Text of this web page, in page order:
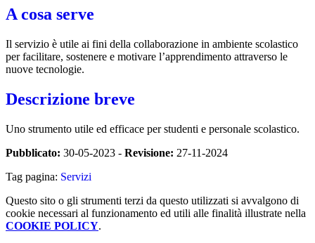
A cosa serve
Il servizio è utile ai fini della collaborazione in ambiente scolastico
per facilitare, sostenere e motivare l’apprendimento attraverso le
nuove tecnologie.
Descrizione breve
Uno strumento utile ed efficace per studenti e personale scolastico.
Pubblicato: 30-05-2023 - Revisione: 27-11-2024
Tag pagina: Servizi
Questo sito o gli strumenti terzi da questo utilizzati si avvalgono di
cookie necessari al funzionamento ed utili alle finalità illustrate nella
COOKIE POLICY.